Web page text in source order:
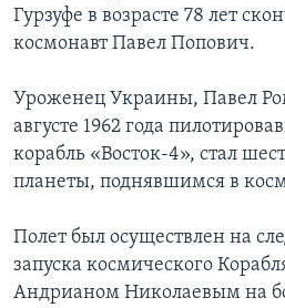
поискДИСКУССИЯ VOA
НЬЮ-ЙОРК NEW YORK
АМЕРИКА. БОЛЬШОЕ
АРТЕФАКТЫ
ТЕСТЫ
ЗА СВОБОДУ ПРЕССЫ
ВИДЕО
ПОДПИСКА НА НОВОСТИ
СОЦИАЛЬНЫЕ СЕТИ
Гурзуфе в возрасте 78 лет
космонавт Павел Попович.
Уроженец Украины, Павел
августе 1962 года
корабль «Восток-4», стал
планеты, поднявшимся в
Полет был осуществлен на
запуска космического
Андрианом Николаевым на